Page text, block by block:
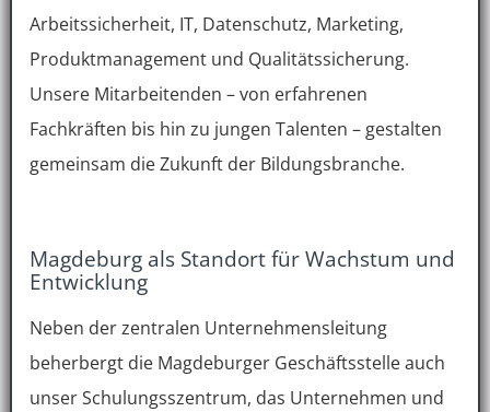
Arbeitssicherheit, IT, Datenschutz, Marketing,
Produktmanagement und Qualitätssicherung.
Unsere Mitarbeitenden – von erfahrenen
Fachkräften bis hin zu jungen Talenten – gestalten
gemeinsam die Zukunft der Bildungsbranche.
Magdeburg als Standort für Wachstum und
Entwicklung
Neben der zentralen Unternehmensleitung
beherbergt die Magdeburger Geschäftsstelle auch
unser Schulungsszentrum, das Unternehmen und